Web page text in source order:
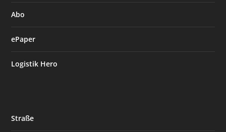
Abo
ePaper
Logistik Hero
Straße